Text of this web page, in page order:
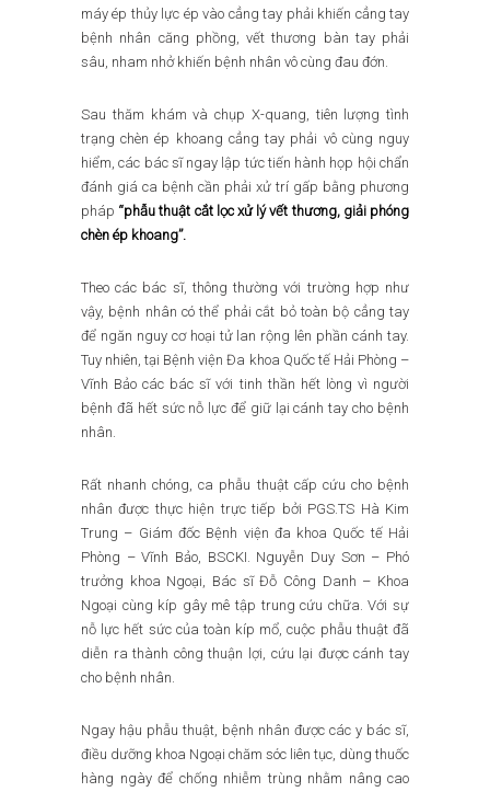
máy ép thủy lực ép vào cẳng tay phải khiến cẳng tay
bệnh nhân căng phồng, vết thương bàn tay phải
sâu, nham nhở khiến bệnh nhân vô cùng đau đớn.
Sau thăm khám và chụp X-quang, tiên lượng tình
trạng chèn ép khoang cẳng tay phải vô cùng nguy
hiểm, các bác sĩ ngay lập tức tiến hành họp hội chẩn
đánh giá ca bệnh cần phải xử trí gấp bằng phương
pháp “phẫu thuật cắt lọc xử lý vết thương, giải phóng
chèn ép khoang”.
Theo các bác sĩ, thông thường với trường hợp như
vậy, bệnh nhân có thể phải cắt bỏ toàn bộ cẳng tay
để ngăn nguy cơ hoại tử lan rộng lên phần cánh tay.
Tuy nhiên, tại Bệnh viện Đa khoa Quốc tế Hải Phòng –
Vĩnh Bảo các bác sĩ với tinh thần hết lòng vì người
bệnh đã hết sức nỗ lực để giữ lại cánh tay cho bệnh
nhân.
Rất nhanh chóng, ca phẫu thuật cấp cứu cho bệnh
nhân được thực hiện trực tiếp bởi PGS.TS Hà Kim
Trung – Giám đốc Bệnh viện đa khoa Quốc tế Hải
Phòng – Vĩnh Bảo, BSCKI. Nguyễn Duy Sơn – Phó
trưởng khoa Ngoại, Bác sĩ Đỗ Công Danh – Khoa
Ngoại cùng kíp gây mê tập trung cứu chữa. Với sự
nỗ lực hết sức của toàn kíp mổ, cuộc phẫu thuật đã
diễn ra thành công thuận lợi, cứu lại được cánh tay
cho bệnh nhân.
Ngay hậu phẫu thuật, bệnh nhân được các y bác sĩ,
điều dưỡng khoa Ngoại chăm sóc liên tục, dùng thuốc
hàng ngày để chống nhiễm trùng nhằm nâng cao